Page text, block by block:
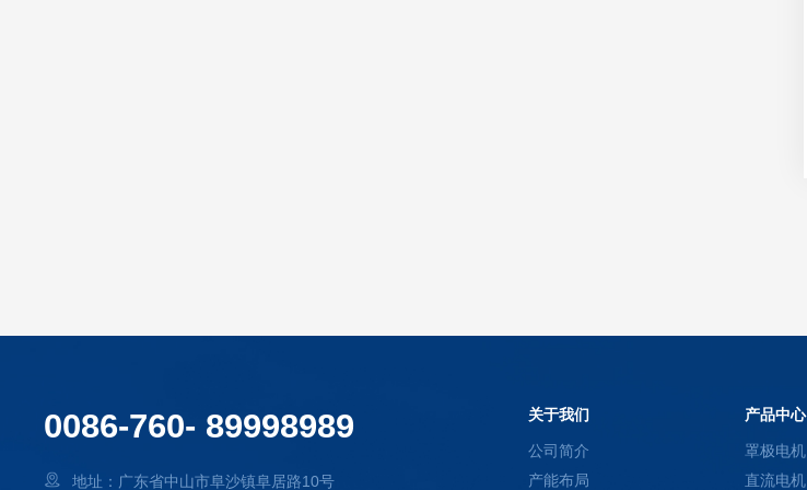
0086-760- 89998989
地址：广东省中山市阜沙镇阜居路10号
关于我们
公司简介
产能布局
产品中心
罩极电机
直流电机